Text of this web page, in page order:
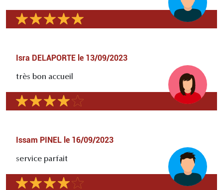
Isra DELAPORTE le 13/09/2023
très bon accueil
Issam PINEL le 16/09/2023
service parfait